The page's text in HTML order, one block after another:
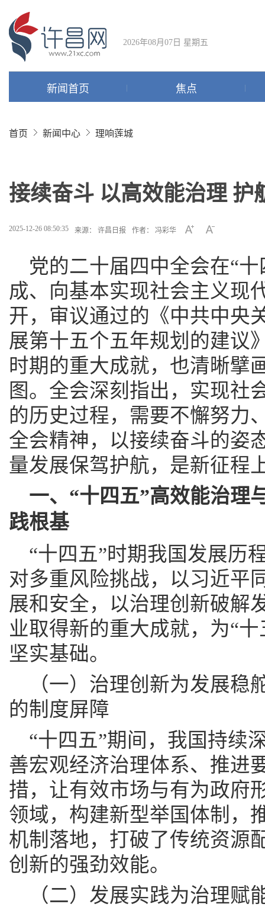
2026年08月07日 星期五
新闻首页 焦点
首页 新闻中心 理响莲城
接续奋斗 以高效能治理 护
2025-12-26 08:50:35 来源： 许昌日报 作者： 冯彩华
党的二十届四中全会在“
成、向基本实现社会主义现
开，审议通过的《中共中央
展第十五个五年规划的建议
时期的重大成就，也清晰擘
图。全会深刻指出，实现社
的历史过程，需要不懈努力
全会精神，以接续奋斗的姿
量发展保驾护航，是新征程
一、“十四五”高效能治理
践根基
“十四五”时期我国发展历
对多重风险挑战，以习近平
展和安全，以治理创新破解
业取得新的重大成就，为“
坚实基础。
（一）治理创新为发展
的制度屏障
“十四五”期间，我国持续
善宏观经济治理体系、推进
措，让有效市场与有为政府
领域，构建新型举国体制，
机制落地，打破了传统资源
创新的强劲效能。
（二）发展实践为治理